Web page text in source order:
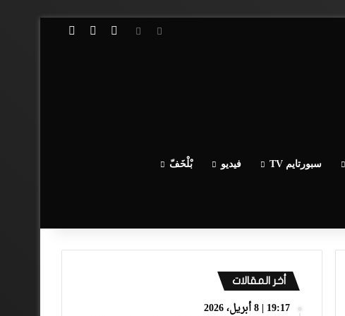
تسجيل الدخول
مقال عشوائي
سبورتايم TV فيديو بْلْخَفّ
أخر المقالات
19:17 | 8 أبريل، 2026